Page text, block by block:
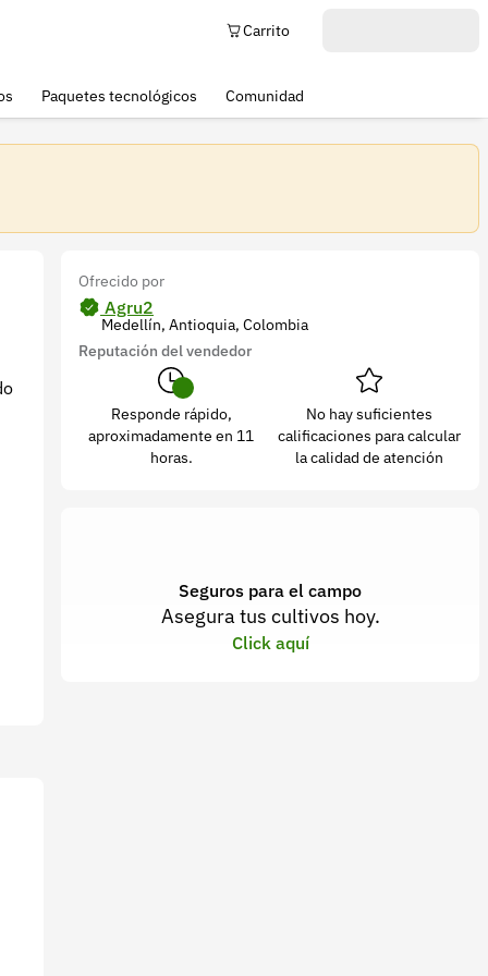
Carrito
Paquetes tecnológicos Comunidad
Ofrecido por
Agru2
Medellín, Antioquia, Colombia
Reputación del vendedor
Responde rápido,
aproximadamente en 11
horas.
No hay suficientes
calificaciones para calcular
la calidad de atención
Seguros para el campo
Asegura tus cultivos hoy.
Click aquí